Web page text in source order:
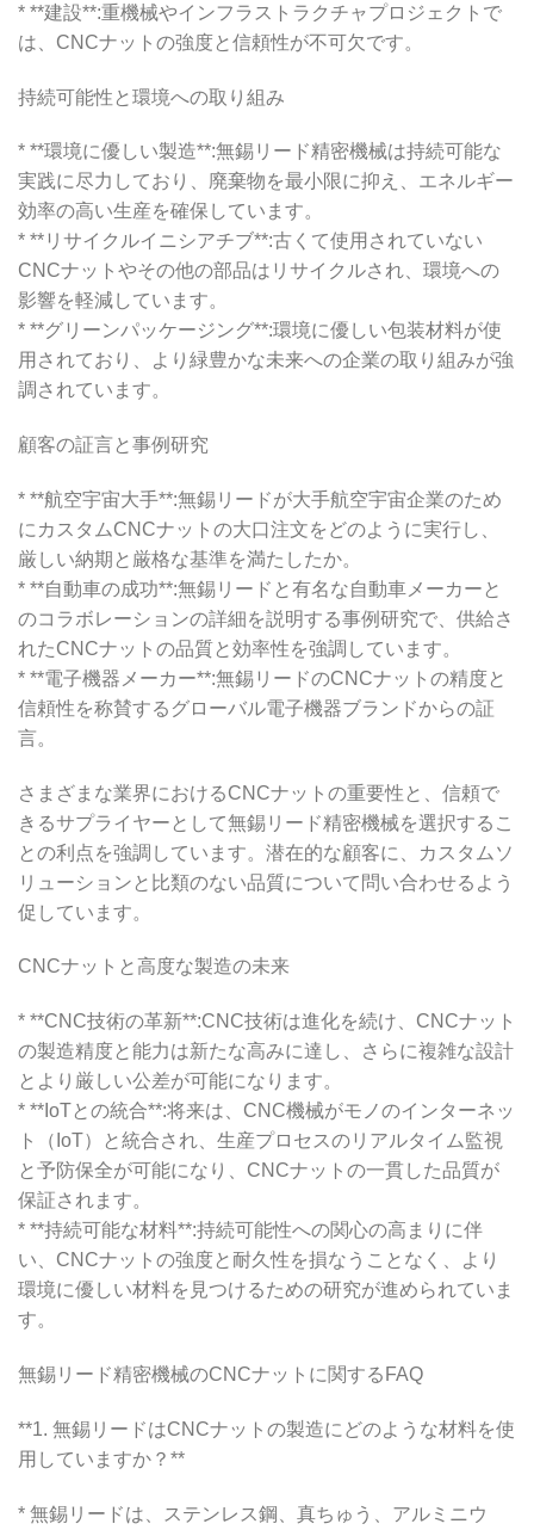
* **建設**:重機械やインフラストラクチャプロジェクトで
は、CNCナットの強度と信頼性が不可欠です。
持続可能性と環境への取り組み
* **環境に優しい製造**:無錫リード精密機械は持続可能な
実践に尽力しており、廃棄物を最小限に抑え、エネルギー
効率の高い生産を確保しています。
* **リサイクルイニシアチブ**:古くて使用されていない
CNCナットやその他の部品はリサイクルされ、環境への
影響を軽減しています。
* **グリーンパッケージング**:環境に優しい包装材料が使
用されており、より緑豊かな未来への企業の取り組みが強
調されています。
顧客の証言と事例研究
* **航空宇宙大手**:無錫リードが大手航空宇宙企業のため
にカスタムCNCナットの大口注文をどのように実行し、
厳しい納期と厳格な基準を満たしたか。
* **自動車の成功**:無錫リードと有名な自動車メーカーと
のコラボレーションの詳細を説明する事例研究で、供給さ
れたCNCナットの品質と効率性を強調しています。
* **電子機器メーカー**:無錫リードのCNCナットの精度と
信頼性を称賛するグローバル電子機器ブランドからの証
言。
さまざまな業界におけるCNCナットの重要性と、信頼で
きるサプライヤーとして無錫リード精密機械を選択するこ
との利点を強調しています。潜在的な顧客に、カスタムソ
リューションと比類のない品質について問い合わせるよう
促しています。
CNCナットと高度な製造の未来
* **CNC技術の革新**:CNC技術は進化を続け、CNCナット
の製造精度と能力は新たな高みに達し、さらに複雑な設計
とより厳しい公差が可能になります。
* **IoTとの統合**:将来は、CNC機械がモノのインターネッ
ト（IoT）と統合され、生産プロセスのリアルタイム監視
と予防保全が可能になり、CNCナットの一貫した品質が
保証されます。
* **持続可能な材料**:持続可能性への関心の高まりに伴
い、CNCナットの強度と耐久性を損なうことなく、より
環境に優しい材料を見つけるための研究が進められていま
す。
無錫リード精密機械のCNCナットに関するFAQ
**1. 無錫リードはCNCナットの製造にどのような材料を使
用していますか？**
* 無錫リードは、ステンレス鋼、真ちゅう、アルミニウ